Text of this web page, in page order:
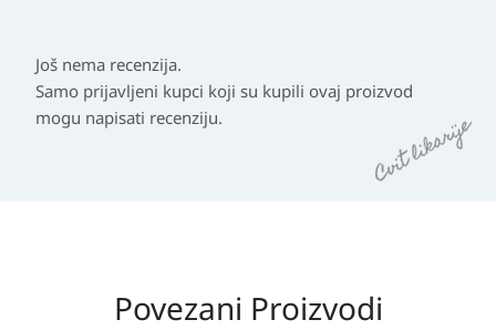
Još nema recenzija.
Samo prijavljeni kupci koji su kupili ovaj proizvod
mogu napisati recenziju.
Povezani Proizvodi